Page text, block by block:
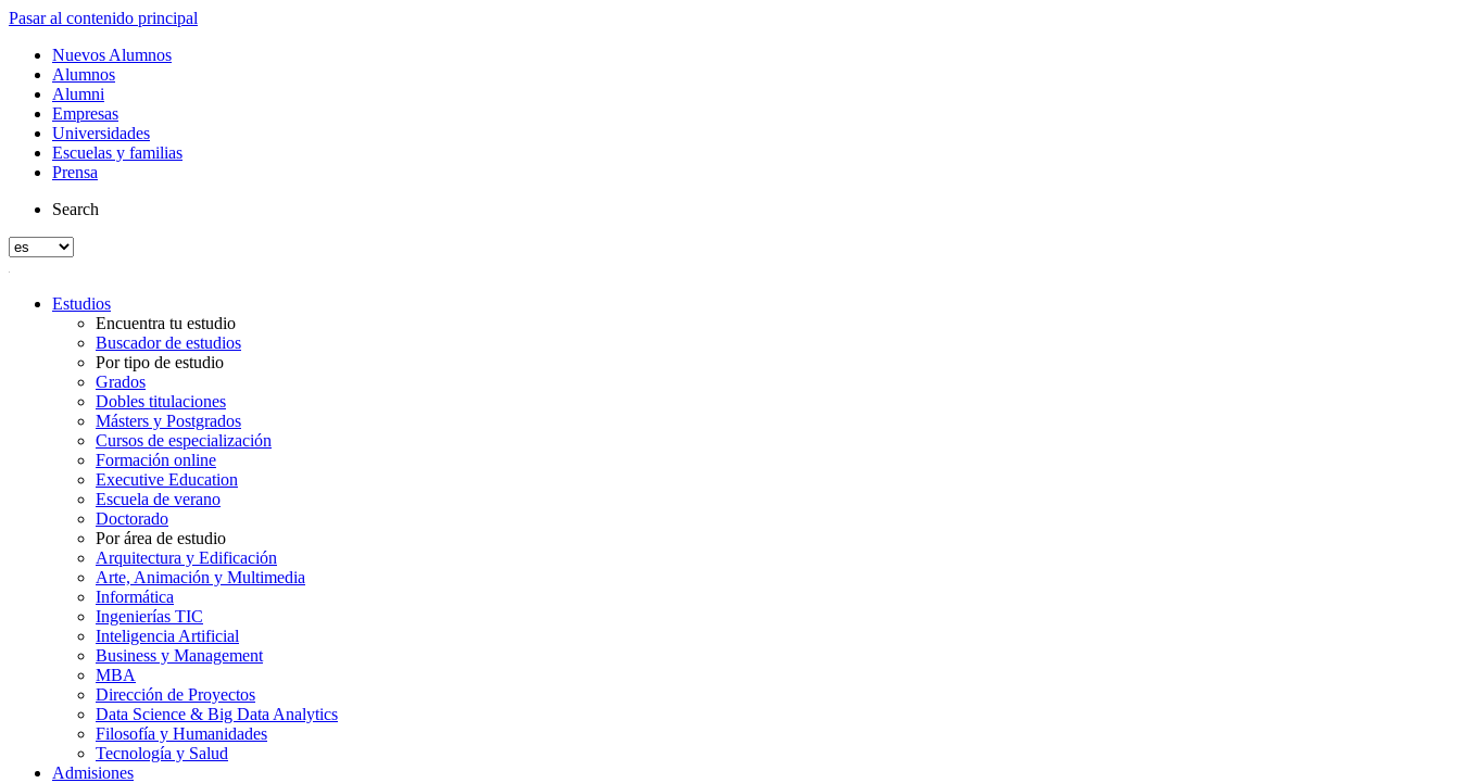
Pasar al contenido principal
Nuevos Alumnos
Alumnos
Alumni
Empresas
Universidades
Escuelas y familias
Prensa
Search
Estudios
Encuentra tu estudio
Buscador de estudios
Por tipo de estudio
Grados
Dobles titulaciones
Másters y Postgrados
Cursos de especialización
Formación online
Executive Education
Escuela de verano
Doctorado
Por área de estudio
Arquitectura y Edificación
Arte, Animación y Multimedia
Informática
Ingenierías TIC
Inteligencia Artificial
Business y Management
MBA
Dirección de Proyectos
Data Science & Big Data Analytics
Filosofía y Humanidades
Tecnología y Salud
Admisiones